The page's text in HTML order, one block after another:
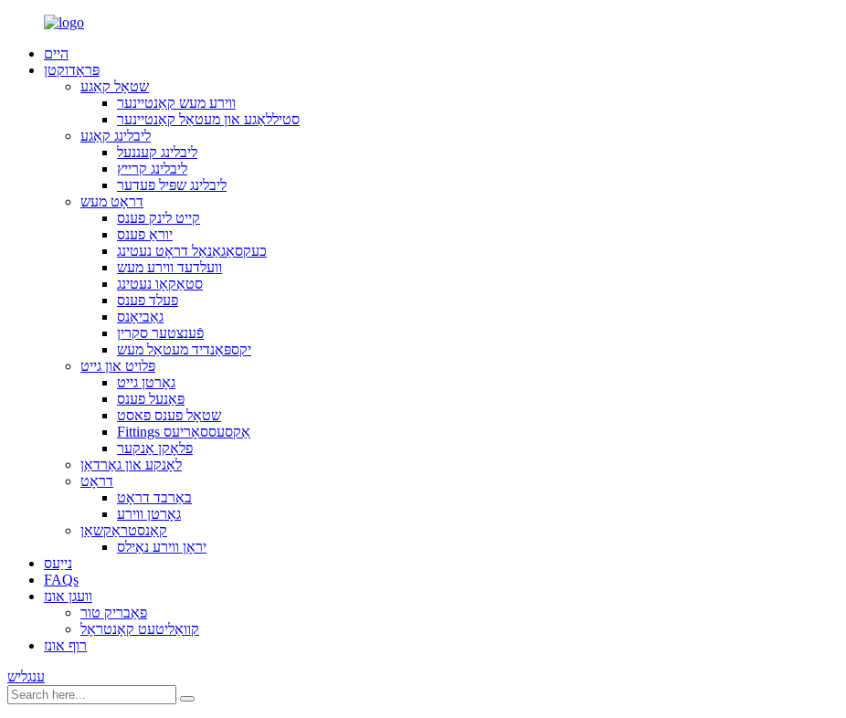
היים
פּראָדוקטן
שטאָל קאַגע
ווירע מעש קאַנטיינער
סטיללאַגע און מעטאַל קאַנטיינער
ליבלינג קאַגע
ליבלינג קעננעל
ליבלינג קרייץ
ליבלינג שפּיל פעדער
דראָט מעש
קייט לינק פענס
יוראַ פענס
כעקסאַגאַנאַל דראָט נעטינג
וועלדעד ווירע מעש
סטאַקאָו נעטינג
פעלד פענס
גאַביאָנס
פֿענצטער סקרין
יקספּאַנדיד מעטאַל מעש
פּלויט און גייט
גאָרטן גייט
פּאַנעל פענס
שטאָל פענס פאסט
Fittings אַקסעססאָריעס
פלאָקן אַנקער
לאָנקע און גאַרדאַן
דראָט
באַרבד דראָט
גאָרטן ווירע
קאַנסטראַקשאַן
יראָן ווירע נאַילס
נייַעס
FAQs
וועגן אונז
פאַבריק טור
קוואַליטעט קאָנטראָל
רוף אונז
ענגליש